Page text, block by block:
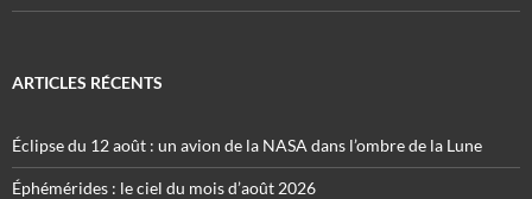
ARTICLES RÉCENTS
Éclipse du 12 août : un avion de la NASA dans l’ombre de la Lune
Éphémérides : le ciel du mois d’août 2026